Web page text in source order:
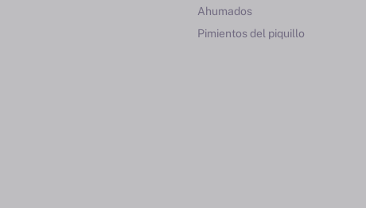
Ahumados
Pimientos del piquillo